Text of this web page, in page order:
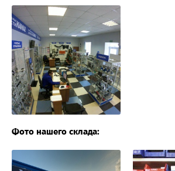
Фото нашего склада: